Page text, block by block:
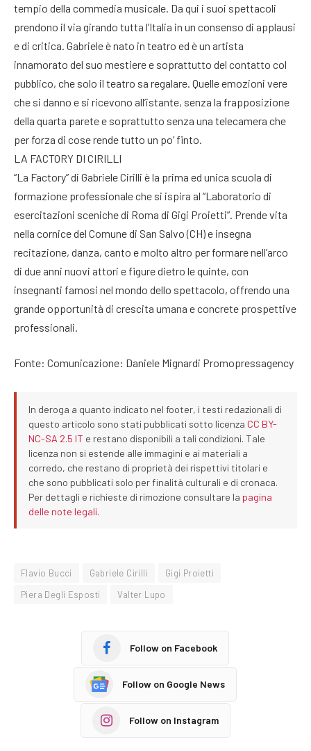
tempio della commedia musicale. Da qui i suoi spettacoli
prendono il via girando tutta l’Italia in un consenso di applausi
e di critica. Gabriele è nato in teatro ed è un artista
innamorato del suo mestiere e soprattutto del contatto col
pubblico, che solo il teatro sa regalare. Quelle emozioni vere
che si danno e si ricevono all’istante, senza la frapposizione
della quarta parete e soprattutto senza una telecamera che
per forza di cose rende tutto un po’ finto.
LA FACTORY DI CIRILLI
“La Factory” di Gabriele Cirilli è la prima ed unica scuola di
formazione professionale che si ispira al “Laboratorio di
esercitazioni sceniche di Roma di Gigi Proietti”. Prende vita
nella cornice del Comune di San Salvo (CH) e insegna
recitazione, danza, canto e molto altro per formare nell’arco
di due anni nuovi attori e figure dietro le quinte, con
insegnanti famosi nel mondo dello spettacolo, offrendo una
grande opportunità di crescita umana e concrete prospettive
professionali.
Fonte: Comunicazione: Daniele Mignardi Promopressagency
In deroga a quanto indicato nel footer, i testi redazionali di
questo articolo sono stati pubblicati sotto licenza CC BY-
NC-SA 2.5 IT e restano disponibili a tali condizioni. Tale
licenza non si estende alle immagini e ai materiali a
corredo, che restano di proprietà dei rispettivi titolari e
che sono pubblicati solo per finalità culturali e di cronaca.
Per dettagli e richieste di rimozione consultare la pagina
delle note legali.
Flavio Bucci Gabriele Cirilli
Gigi Proietti
Piera Degli Esposti
Valter Lupo
Follow on Facebook
Follow on Google News
Follow on Instagram